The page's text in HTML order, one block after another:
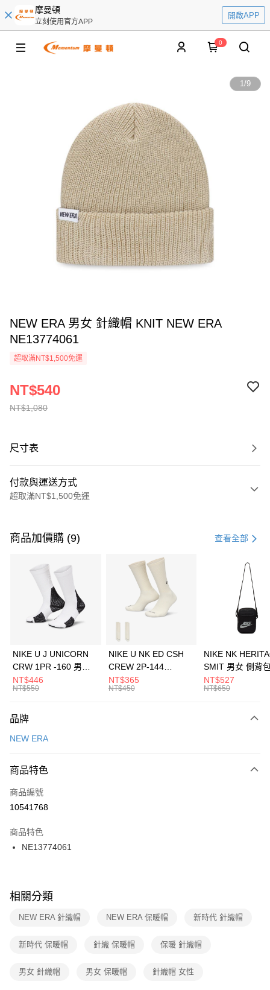
摩曼頓
立刻使用官方APP
開啟APP
0
1/9
NEW ERA 男女 針織帽 KNIT NEW ERA
NE13774061
超取滿NT$1,500免運
NT$1,080
NT$540
尺寸表
付款與運送方式
超取滿NT$1,500免運
信用卡一次付款
3 期 0 利率 每期 21家銀行
合作金庫商業銀行
第一商業銀行
華南商業銀行
彰化商業銀行
上海商業儲蓄銀行
元大商業銀行
台灣樂天信用卡公司
Apple Pay
全盈+PAY
AFTEE先享後付
【關於「AFTEE先享後付」】
便利好安心！
３．安心：先確認商品／服務後，再付款。
【「AFTEE先享後付」結帳流程】
１．於結帳方式選擇「AFTEE先享後付」後，將跳轉至「AFTEE先享後付」
２．訂單成立數日內，您將收到繳費通知簡訊。
３．收到繳費通知簡訊後14天內，點擊此簡訊中的連結，可透過四大超商／
ATM／網路銀行／等多元方式進行付款，方視為交易完成。
※ 交易是否成功請以「AFTEE先享後付 」之結帳頁面顯示為準，若有關於
是否繳費成功／繳費後需取消欲退款等相關疑問，請聯繫「AFTEE先享後付
客戶支援中心」https://netprotections.freshdesk.com/support/home
１．透過由恩沛科技股份有限公司提供之「AFTEE先享後付」服務完成之交
權轉讓予恩沛科技股份有限公司。
運送方式
每筆NT$100，滿NT$1,500(含以上)免運費
宅配
每筆NT$100，滿NT$1,500(含以上)免運費
付款後門市自取
每筆NT$100，滿NT$1,500(含以上)免運費
商品加價購 (9) 查看全部
NIKE U J UNICORN
CRW 1PR -160 男女
中統襪 FZ3393100
NT$446
NT$550
NIKE U NK ED CSH
CREW 2P-144
EMBRDY 男女 短統襪
FZ3073133
NT$365
NT$450
NIKE NK
SMIT 男女 側背
BA5871010
NT$527
NT$650
品牌
NEW ERA
商品特色
商品編號
10541768
商品特色
NE13774061
相關分類
NEW ERA 針織帽 NEW ERA 保暖帽 新時代 針織帽
新時代 保暖帽 針織 保暖帽 保暖 針織帽
男女 針織帽 男女 保暖帽 針織帽 女性